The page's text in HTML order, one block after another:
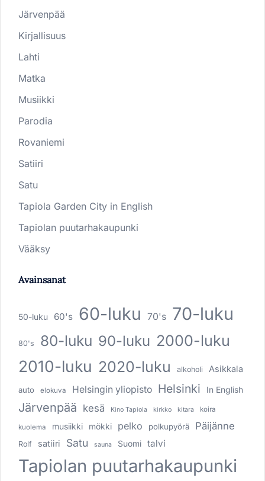
Järvenpää
Kirjallisuus
Lahti
Matka
Musiikki
Parodia
Rovaniemi
Satiiri
Satu
Tapiola Garden City in English
Tapiolan puutarhakaupunki
Vääksy
Avainsanat
50-luku 60's 60-luku 70's 70-luku
80's 80-luku 90-luku 2000-luku
2010-luku 2020-luku alkoholi Asikkala
auto elokuva Helsingin yliopisto Helsinki In English
Järvenpää kesä Kino Tapiola kirkko kitara koira
kuolema musiikki mökki pelko polkupyörä Päijänne
Rolf satiiri Satu sauna Suomi talvi
Tapiolan puutarhakaupunki